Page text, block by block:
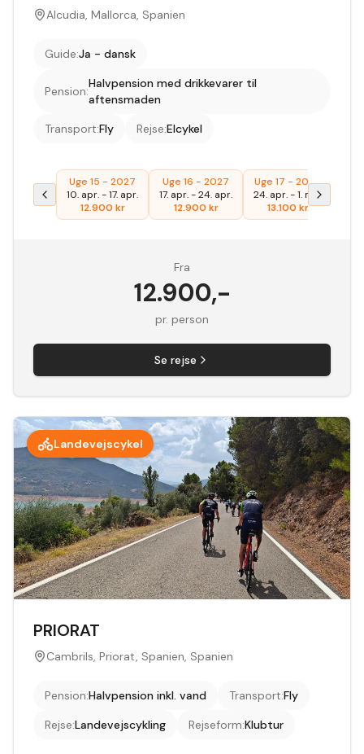
Alcudia, Mallorca, Spanien
Guide:Ja - dansk
Pension:
Halvpension med drikkevarer til
aftensmaden
Transport:Fly Rejse:Elcykel
Uge 15 - 2027
10. apr.-17. apr.
12.900 kr
Uge 16 - 2027
17. apr.-24. apr.
12.900 kr
Uge 17 - 2027
24. apr.-1. maj
13.100 kr
Fra
12.900,-
pr. person
Se rejse
Landevejscykel
PRIORAT
Cambrils, Priorat, Spanien, Spanien
Pension:Halvpension inkl. vand Transport:Fly
Rejse:Landevejscykling Rejseform:Klubtur